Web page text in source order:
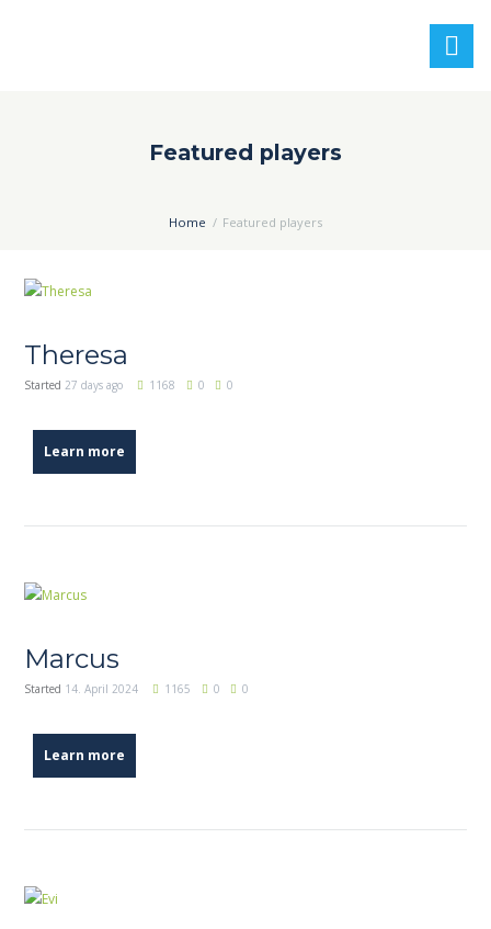
Featured players
Home Featured players
Theresa
Started 27 days ago 1168 0 0
Learn more
Marcus
Started 14. April 2024 1165 0 0
Learn more